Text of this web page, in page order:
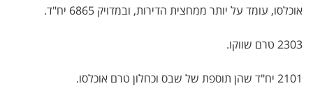
אוכלסו, עומד על יותר ממחצית הדירות, ובמדויק 6865 יח"ד.
2303 טרם שווקו.
2101 יח"ד שהן תוספת של שבס וכחלון טרם אוכלסו.